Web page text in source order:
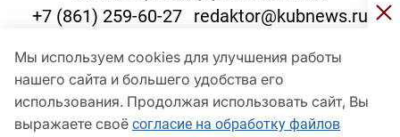
Мы используем cookies для улучшения работы
нашего сайта и большего удобства его
использования. Продолжая использовать сайт, Вы
выражаете своё согласие на обработку файлов
+7 (861) 259-60-27 redaktor@kubnews.ru
Для пользователей старше 16 лет
© Кубанские Новости, 2017
Сетевое издание «kubnews» зарегистрировано Федеральной